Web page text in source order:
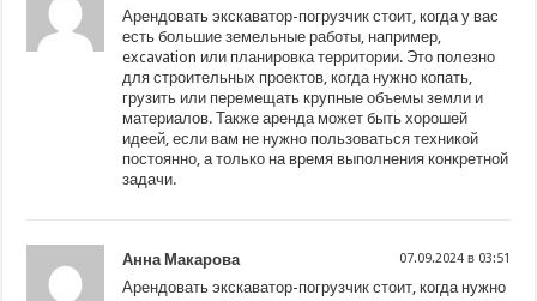
Арендовать экскаватор-погрузчик стоит, когда у вас
есть большие земельные работы, например,
excavation или планировка территории. Это полезно
для строительных проектов, когда нужно копать,
грузить или перемещать крупные объемы земли и
материалов. Также аренда может быть хорошей
идеей, если вам не нужно пользоваться техникой
постоянно, а только на время выполнения конкретной
задачи.
Анна Макарова 07.09.2024 в 03:51
Арендовать экскаватор-погрузчик стоит, когда нужно